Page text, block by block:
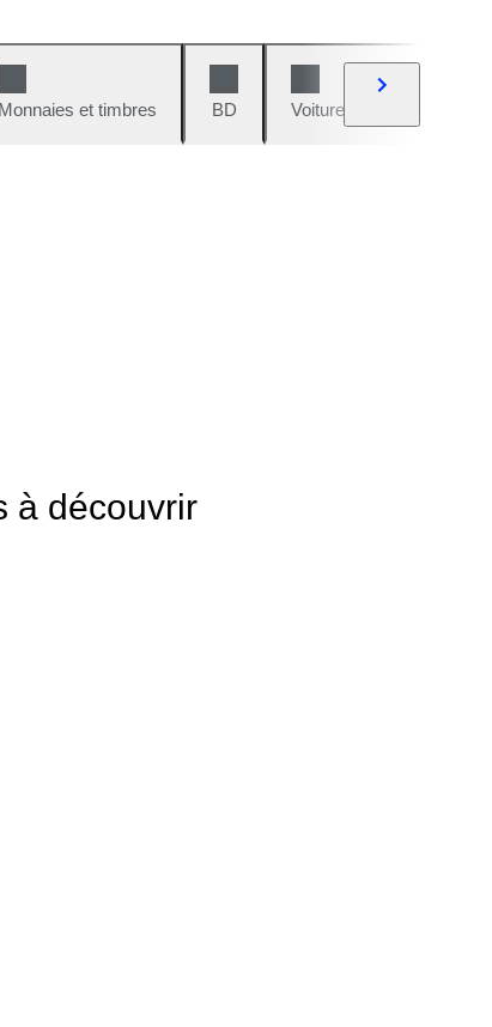
Monnaies et timbres BD Voitures et motos
à découvrir